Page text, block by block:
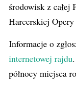
środowisk z
Harcerskiej Opery
Informacje o
internetowej rajdu
północy miejsca